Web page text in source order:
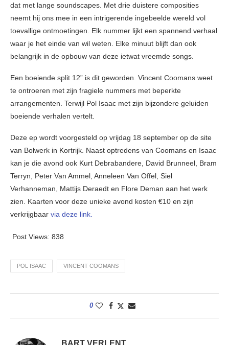
dat met lange soundscapes. Met drie duistere composities
neemt hij ons mee in een intrigerende ingebeelde wereld vol
toevallige ontmoetingen. Elk nummer lijkt een spannend verhaal
waar je het einde van wil weten. Elke minuut blijft dan ook
belangrijk in de opbouw van deze ietwat vreemde songs.
Een boeiende split 12” is dit geworden. Vincent Coomans weet
te ontroeren met zijn fragiele nummers met beperkte
arrangementen. Terwijl Pol Isaac met zijn bijzondere geluiden
boeiende verhalen vertelt.
Deze ep wordt voorgesteld op vrijdag 18 september op de site
van Bolwerk in Kortrijk. Naast optredens van Coomans en Isaac
kan je die avond ook Kurt Debrabandere, David Brunneel, Bram
Terryn, Peter Van Ammel, Anneleen Van Offel, Siel
Verhanneman, Mattijs Deraedt en Flore Deman aan het werk
zien. Kaarten voor deze unieke avond kosten €10 en zijn
verkrijgbaar via deze link.
Post Views: 838
POL ISAAC VINCENT COOMANS
0
BART VERLENT